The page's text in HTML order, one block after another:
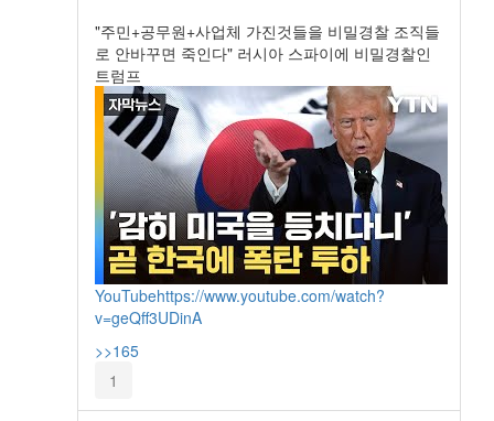
"주민+공무원+사업체 가진것들을 비밀경찰 조직들
로 안바꾸면 죽인다" 러시아 스파이에 비밀경찰인
트럼프
YouTubehttps://www.youtube.com/watch?
v=geQff3UDinA
>>165
1